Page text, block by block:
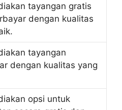
tayangan gratis
dengan kualitas
tayangan
dengan kualitas yang
opsi untuk